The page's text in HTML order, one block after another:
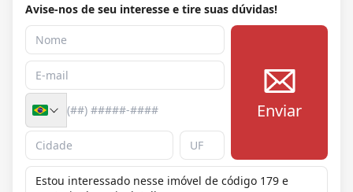
Avise-nos de seu interesse e tire suas dúvidas!
Enviar